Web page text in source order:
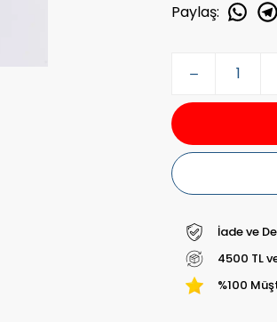
Paylaş:
İade ve
4500 TL
%100